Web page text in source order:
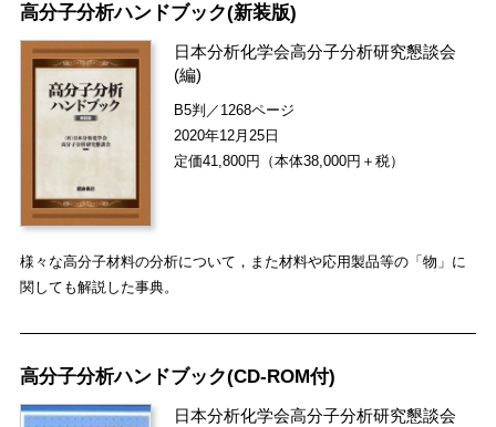
高分子分析ハンドブック(新装版)
日本分析化学会高分子分析研究懇談会
(編)
B5判／1268ページ
2020年12月25日
定価41,800円（本体38,000円＋税）
様々な高分子材料の分析について，また材料や応用製品等の「物」に
関しても解説した事典。
高分子分析ハンドブック(CD-ROM付)
日本分析化学会高分子分析研究懇談会